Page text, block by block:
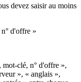
devez saisir au moins
d'offre »
mot-clé, n° d'offre »,
», « anglais »,